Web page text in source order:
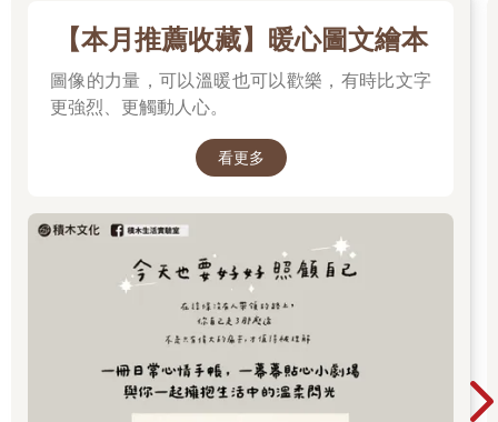
【本月推薦收藏】暖心圖文繪本
圖像的力量，可以溫暖也可以歡樂，有時比文字
更強烈、更觸動人心。
看更多